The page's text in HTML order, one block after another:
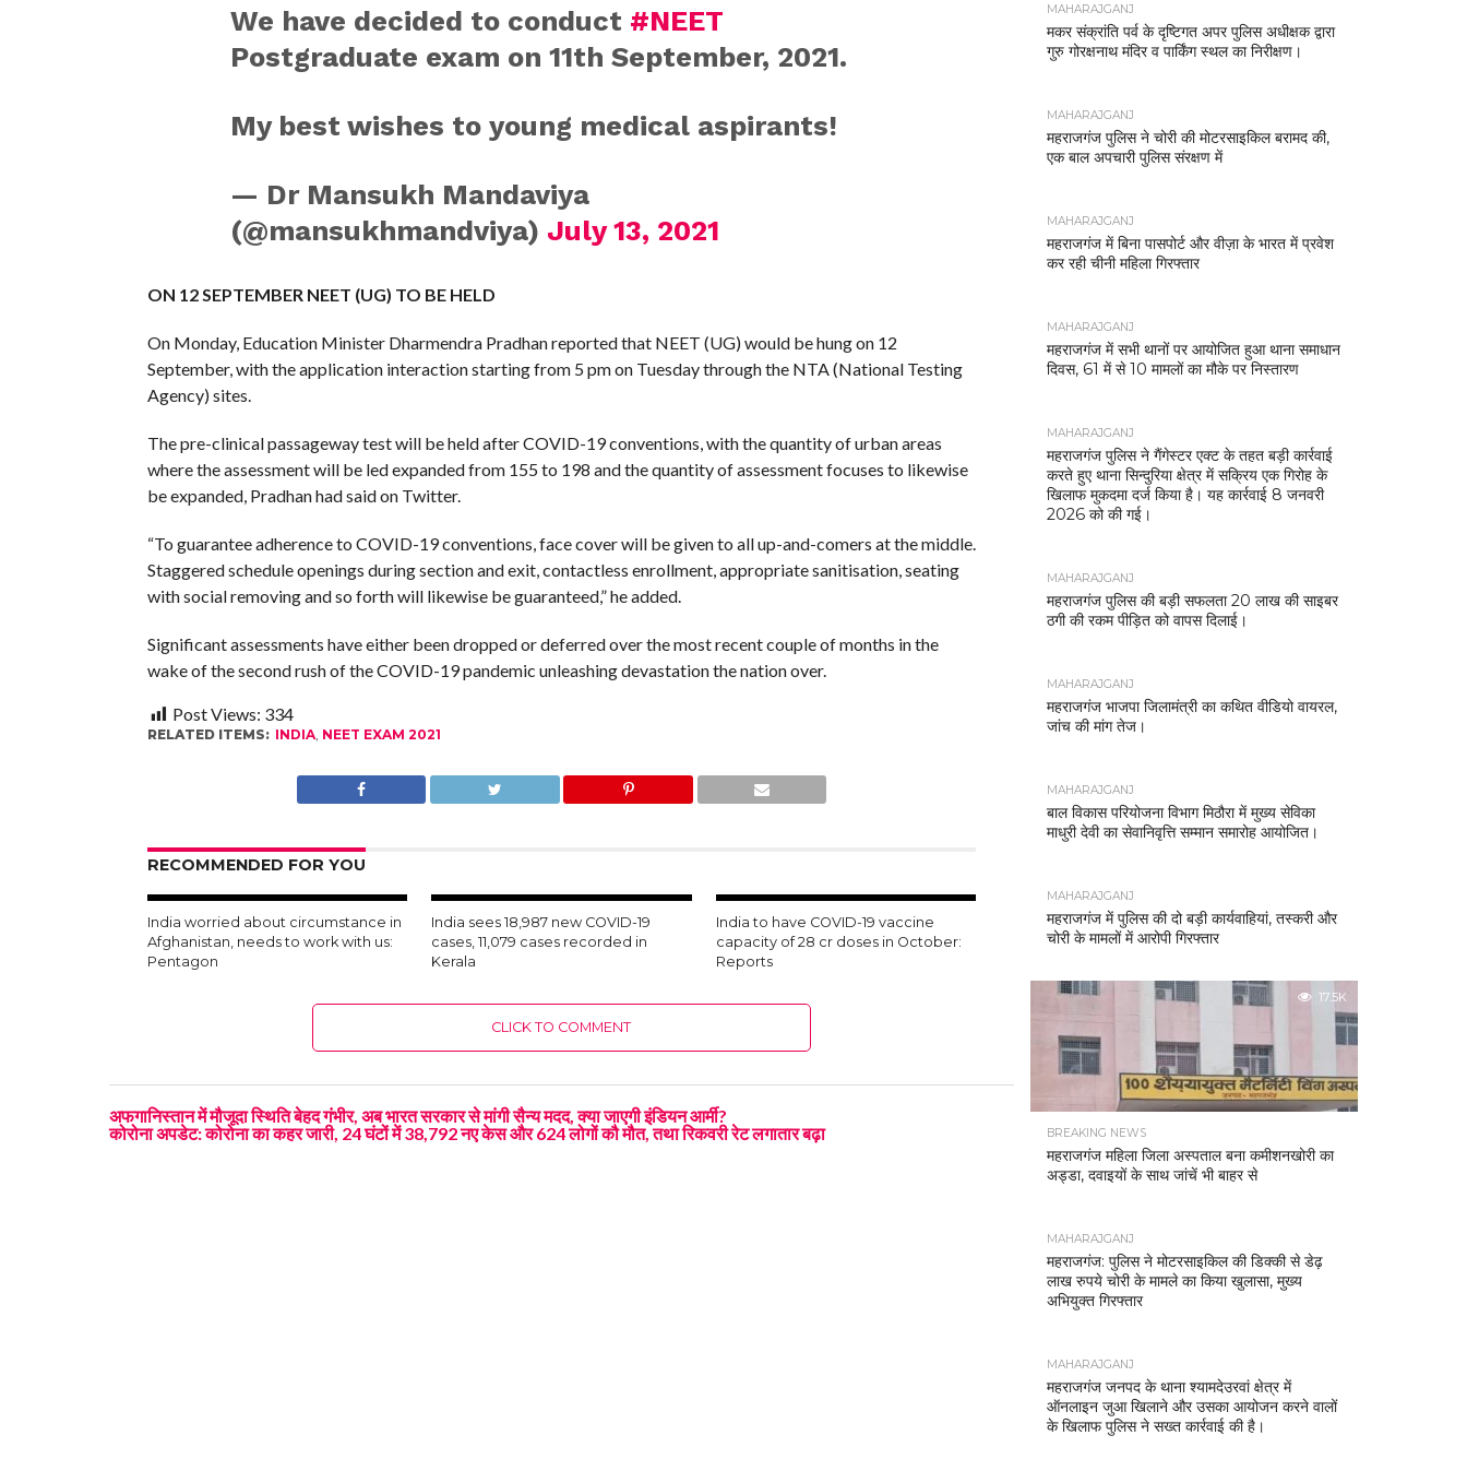
We have decided to conduct #NEET
Postgraduate exam on 11th September, 2021.
My best wishes to young medical aspirants!
— Dr Mansukh Mandaviya
(@mansukhmandviya) July 13, 2021
ON 12 SEPTEMBER NEET (UG) TO BE HELD
On Monday, Education Minister Dharmendra Pradhan reported that NEET (UG) would be hung on 12
September, with the application interaction starting from 5 pm on Tuesday through the NTA (National Testing
Agency) sites.
The pre-clinical passageway test will be held after COVID-19 conventions, with the quantity of urban areas
where the assessment will be led expanded from 155 to 198 and the quantity of assessment focuses to likewise
be expanded, Pradhan had said on Twitter.
“To guarantee adherence to COVID-19 conventions, face cover will be given to all up-and-comers at the middle.
Staggered schedule openings during section and exit, contactless enrollment, appropriate sanitisation, seating
with social removing and so forth will likewise be guaranteed,” he added.
Significant assessments have either been dropped or deferred over the most recent couple of months in the
wake of the second rush of the COVID-19 pandemic unleashing devastation the nation over.
Post Views: 334
RELATED ITEMS: INDIA, NEET EXAM 2021
RECOMMENDED FOR YOU
India worried about circumstance in
Afghanistan, needs to work with us:
Pentagon
India sees 18,987 new COVID-19
cases, 11,079 cases recorded in
Kerala
India to have COVID-19 vaccine
capacity of 28 cr doses in October:
Reports
CLICK TO COMMENT
अफगानिस्तान में मौजूदा स्थिति बेहद गंभीर, अब भारत सरकार से मांगी सैन्य मदद, क्या जाएगी इंडियन आर्मी?
कोरोना अपडेट: कोरोना का कहर जारी, 24 घंटों में 38,792 नए केस और 624 लोगों कौ मौत, तथा रिकवरी रेट लगातार बढ़ा
MAHARAJGANJ
मकर संक्रांति पर्व के दृष्टिगत अपर पुलिस अधीक्षक द्वारा
गुरु गोरक्षनाथ मंदिर व पार्किंग स्थल का निरीक्षण।
MAHARAJGANJ
महराजगंज पुलिस ने चोरी की मोटरसाइकिल बरामद की,
एक बाल अपचारी पुलिस संरक्षण में
MAHARAJGANJ
महराजगंज में बिना पासपोर्ट और वीज़ा के भारत में प्रवेश
कर रही चीनी महिला गिरफ्तार
MAHARAJGANJ
महराजगंज में सभी थानों पर आयोजित हुआ थाना समाधान
दिवस, 61 में से 10 मामलों का मौके पर निस्तारण
MAHARAJGANJ
महराजगंज पुलिस ने गैंगेस्टर एक्ट के तहत बड़ी कार्रवाई
करते हुए थाना सिन्दुरिया क्षेत्र में सक्रिय एक गिरोह के
खिलाफ मुकदमा दर्ज किया है। यह कार्रवाई 8 जनवरी
2026 को की गई।
MAHARAJGANJ
महराजगंज पुलिस की बड़ी सफलता 20 लाख की साइबर
ठगी की रकम पीड़ित को वापस दिलाई।
MAHARAJGANJ
महराजगंज भाजपा जिलामंत्री का कथित वीडियो वायरल,
जांच की मांग तेज।
MAHARAJGANJ
बाल विकास परियोजना विभाग मिठौरा में मुख्य सेविका
माधुरी देवी का सेवानिवृत्ति सम्मान समारोह आयोजित।
MAHARAJGANJ
महराजगंज में पुलिस की दो बड़ी कार्यवाहियां, तस्करी और
चोरी के मामलों में आरोपी गिरफ्तार
17.5K
BREAKING NEWS
महराजगंज महिला जिला अस्पताल बना कमीशनखोरी का
अड्डा, दवाइयों के साथ जांचें भी बाहर से
MAHARAJGANJ
महराजगंज: पुलिस ने मोटरसाइकिल की डिक्की से डेढ़
लाख रुपये चोरी के मामले का किया खुलासा, मुख्य
अभियुक्त गिरफ्तार
MAHARAJGANJ
महराजगंज जनपद के थाना श्यामदेउरवां क्षेत्र में
ऑनलाइन जुआ खिलाने और उसका आयोजन करने वालों
के खिलाफ पुलिस ने सख्त कार्रवाई की है।